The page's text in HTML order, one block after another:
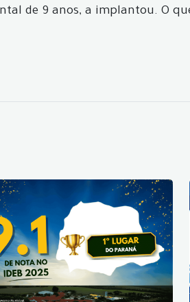
de 9 anos, a implantou. O